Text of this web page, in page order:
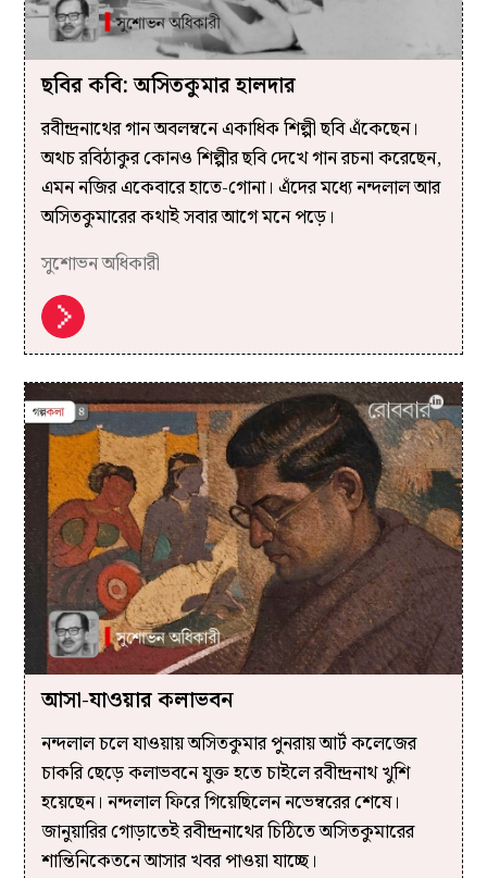
ছবির কবি: অসিতকুমার হালদার
রবীন্দ্রনাথের গান অবলম্বনে একাধিক শিল্পী ছবি এঁকেছেন।
অথচ রবিঠাকুর কোনও শিল্পীর ছবি দেখে গান রচনা করেছেন,
এমন নজির একেবারে হাতে-গোনা। এঁদের মধ্যে নন্দলাল আর
অসিতকুমারের কথাই সবার আগে মনে পড়ে।
সুশোভন অধিকারী
আসা-যাওয়ার কলাভবন
নন্দলাল চলে যাওয়ায় অসিতকুমার পুনরায় আর্ট কলেজের
চাকরি ছেড়ে কলাভবনে যুক্ত হতে চাইলে রবীন্দ্রনাথ খুশি
হয়েছেন। নন্দলাল ফিরে গিয়েছিলেন নভেম্বরের শেষে।
জানুয়ারির গোড়াতেই রবীন্দ্রনাথের চিঠিতে অসিতকুমারের
শান্তিনিকেতনে আসার খবর পাওয়া যাচ্ছে।